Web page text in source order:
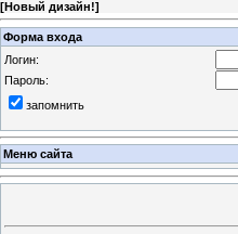
[Новый дизайн!]
Форма входа
Логин:
Пароль:
запомнить
Меню сайта